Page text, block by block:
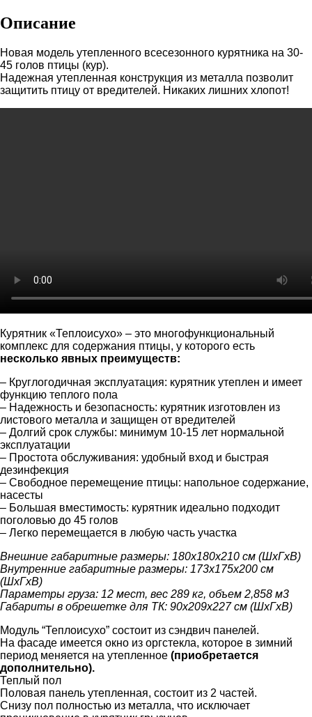
45
кур
содержание)
Описание
Новая модель утепленного всесезонного курятника на 30-
45 голов птицы (кур).
Надежная утепленная конструкция из металла позволит
защитить птицу от вредителей. Никаких лишних хлопот!
Курятник «Теплоисухо» – это многофункциональный
комплекс для содержания птицы, у которого есть
несколько явных преимуществ:
– Круглогодичная эксплуатация: курятник утеплен и имеет
функцию теплого пола
– Надежность и безопасность: курятник изготовлен из
листового металла и защищен от вредителей
– Долгий срок службы: минимум 10-15 лет нормальной
эксплуатации
– Простота обслуживания: удобный вход и быстрая
дезинфекция
– Свободное перемещение птицы: напольное содержание,
насесты
– Большая вместимость: курятник идеально подходит
поголовью до 45 голов
– Легко перемещается в любую часть участка
Внешние габаритные размеры: 180х180х210 см (ШхГхВ)
Внутренние габаритные размеры: 173х175х200 см
(ШхГхВ)
Параметры груза: 12 мест, вес 289 кг, объем 2,858 м3
Габариты в обрешетке для ТК: 90х209х227 см (ШхГхВ)
Модуль “Теплоисухо” состоит из сэндвич панелей.
На фасаде имеется окно из оргстекла, которое в зимний
период меняется на утепленное (приобретается
дополнительно).
Теплый пол
Половая панель утепленная, состоит из 2 частей.
Снизу пол полностью из металла, что исключает